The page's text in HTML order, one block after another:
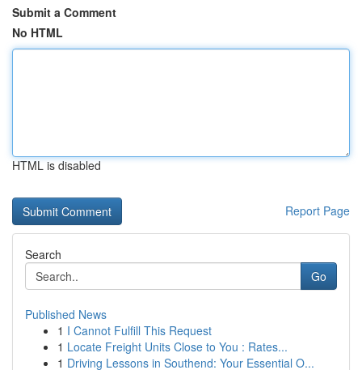
Submit a Comment
No HTML
HTML is disabled
Report Page
Search
Go
Published News
1 I Cannot Fulfill This Request
1 Locate Freight Units Close to You : Rates...
1 Driving Lessons in Southend: Your Essential O...